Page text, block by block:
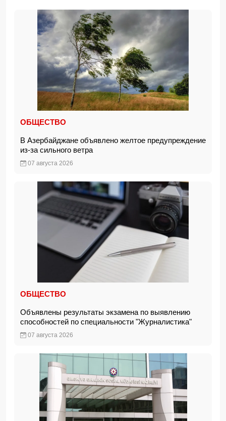
ОБЩЕСТВО
В Азербайджане объявлено желтое предупреждение
из-за сильного ветра
07 августа 2026
ОБЩЕСТВО
Объявлены результаты экзамена по выявлению
способностей по специальности "Журналистика"
07 августа 2026